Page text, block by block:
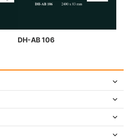
DH-AB 106